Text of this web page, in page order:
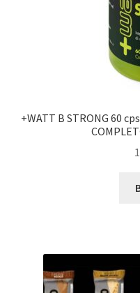
+WATT B STRONG 60